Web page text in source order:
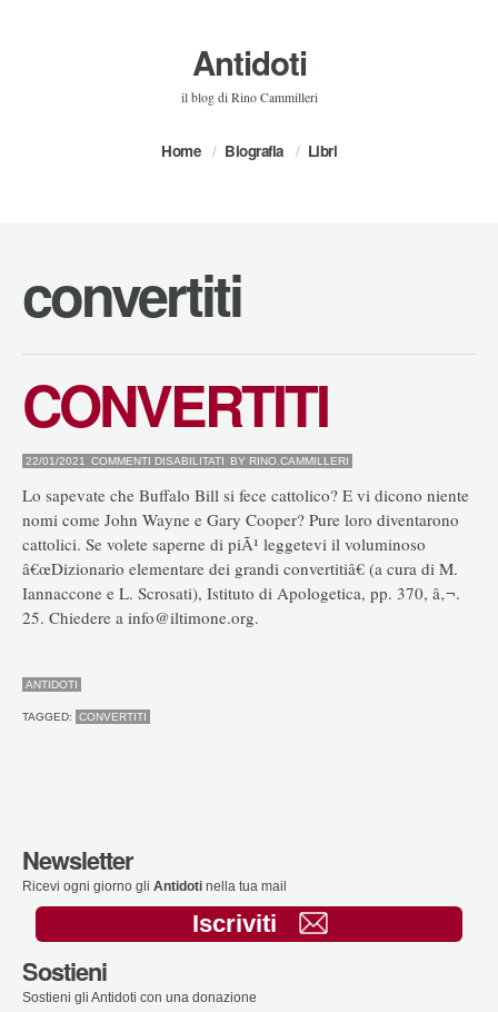
Antidoti
il blog di Rino Cammilleri
Home Biografia Libri
convertiti
CONVERTITI
22/01/2021 COMMENTI DISABILITATI SU
BY RINO.CAMMILLERI
Lo sapevate che Buffalo Bill si fece cattolico? E vi dicono niente
nomi come John Wayne e Gary Cooper? Pure loro diventarono
cattolici. Se volete saperne di piÃ¹ leggetevi il voluminoso
â€œDizionario elementare dei grandi convertitiâ€ (a cura di M.
Iannaccone e L. Scrosati), Istituto di Apologetica, pp. 370, â‚¬.
25. Chiedere a info@iltimone.org.
ANTIDOTI
TAGGED: CONVERTITI
Newsletter
Ricevi ogni giorno gli Antidoti nella tua mail
Iscriviti
Sostieni
Sostieni gli Antidoti con una donazione